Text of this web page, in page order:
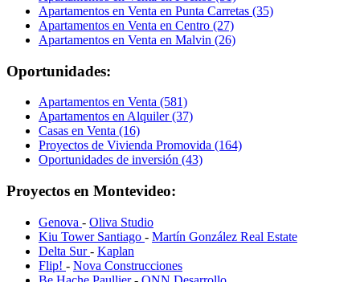
Apartamentos en Venta en Punta Carretas (35)
Apartamentos en Venta en Centro (27)
Apartamentos en Venta en Malvin (26)
Oportunidades:
Apartamentos en Venta (581)
Apartamentos en Alquiler (37)
Casas en Venta (16)
Proyectos de Vivienda Promovida (164)
Oportunidades de inversión (43)
Proyectos en Montevideo:
Genova - Oliva Studio
Kiu Tower Santiago - Martín González Real Estate
Delta Sur- Kaplan
Flip! - Nova Construcciones